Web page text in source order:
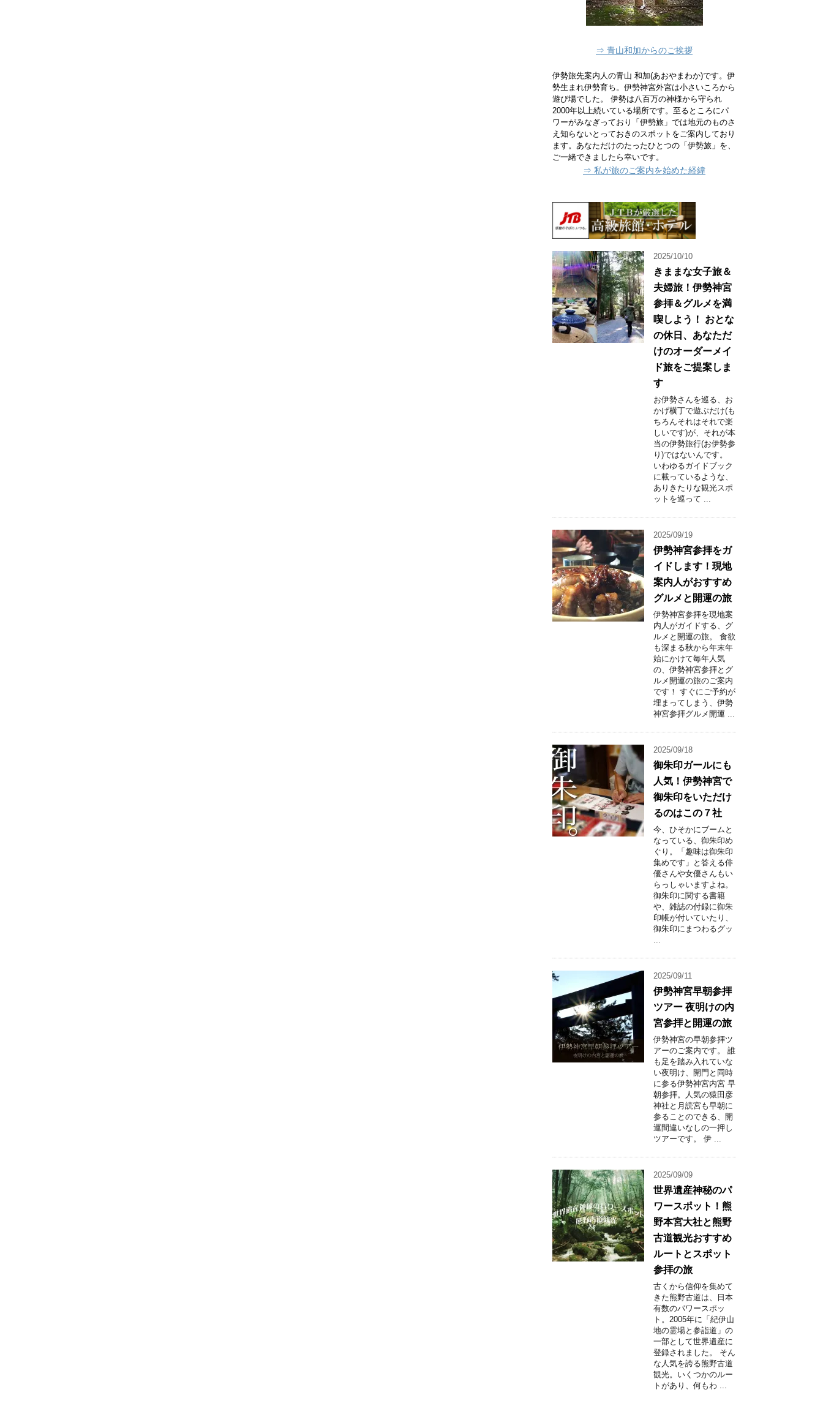
⇒ 青山和加からのご挨拶
伊勢旅先案内人の青山 和加(あおやまわか)です。伊
勢生まれ伊勢育ち。伊勢神宮外宮は小さいころから
遊び場でした。 伊勢は八百万の神様から守られ
2000年以上続いている場所です。至るところにパ
ワーがみなぎっており「伊勢旅」では地元のものさ
え知らないとっておきのスポットをご案内しており
ます。あなただけのたったひとつの「伊勢旅」を、
ご一緒できましたら幸いです。
⇒ 私が旅のご案内を始めた経緯
2025/10/10
きままな女子旅＆
夫婦旅！伊勢神宮
参拝＆グルメを満
喫しよう！ おとな
の休日、あなただ
けのオーダーメイ
ド旅をご提案しま
す
お伊勢さんを巡る、お
かげ横丁で遊ぶだけ(も
ちろんそれはそれで楽
しいです)が、それが本
当の伊勢旅行(お伊勢参
り)ではないんです。
いわゆるガイドブック
に載っているような、
ありきたりな観光スポ
ットを巡って ...
2025/09/19
伊勢神宮参拝をガ
イドします！現地
案内人がおすすめ
グルメと開運の旅
伊勢神宮参拝を現地案
内人がガイドする、グ
ルメと開運の旅。 食欲
も深まる秋から年末年
始にかけて毎年人気
の、伊勢神宮参拝とグ
ルメ開運の旅のご案内
です！ すぐにご予約が
埋まってしまう、伊勢
神宮参拝グルメ開運 ...
2025/09/18
御朱印ガールにも
人気！伊勢神宮で
御朱印をいただけ
るのはこの７社
今、ひそかにブームと
なっている、御朱印め
ぐり。「趣味は御朱印
集めです」と答える俳
優さんや女優さんもい
らっしゃいますよね。
御朱印に関する書籍
や、雑誌の付録に御朱
印帳が付いていたり、
御朱印にまつわるグッ
...
2025/09/11
伊勢神宮早朝参拝
ツアー 夜明けの内
宮参拝と開運の旅
伊勢神宮の早朝参拝ツ
アーのご案内です。 誰
も足を踏み入れていな
い夜明け、開門と同時
に参る伊勢神宮内宮 早
朝参拝。人気の猿田彦
神社と月読宮も早朝に
参ることのできる、開
運間違いなしの一押し
ツアーです。 伊 ...
2025/09/09
世界遺産神秘のパ
ワースポット！熊
野本宮大社と熊野
古道観光おすすめ
ルートとスポット
参拝の旅
古くから信仰を集めて
きた熊野古道は、日本
有数のパワースポッ
ト。2005年に「紀伊山
地の霊場と参詣道」の
一部として世界遺産に
登録されました。 そん
な人気を誇る熊野古道
観光。いくつかのルー
トがあり、何もわ ...